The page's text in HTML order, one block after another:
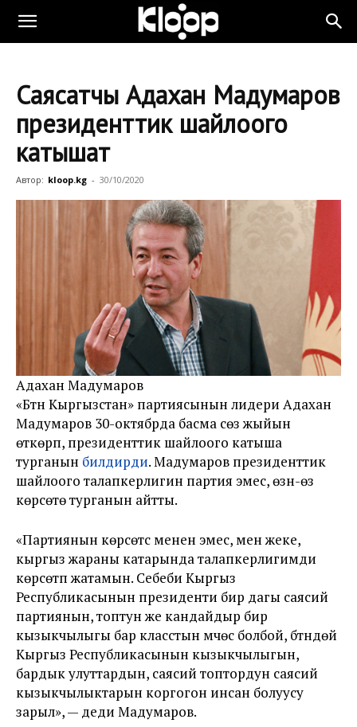
Саясатчы Адахан Мадумаров
президенттик шайлоого
катышат
Автор: kloop.kg - 30/10/2020
Адахан Мадумаров
«Бүтүн Кыргызстан» партиясынын лидери Адахан
Мадумаров 30-октябрда басма сөз жыйын
өткөрүп, президенттик шайлоого катыша
турганын билдирди. Мадумаров президенттик
шайлоого талапкерлигин партия эмес, өзүн-өзү
көрсөтө турганын айтты.
«Партиянын көрсөтүүсү менен эмес, мен жеке,
кыргыз жараны катарында талапкерлигимди
көрсөтүп жатамын. Себеби Кыргыз
Республикасынын президенти бир дагы саясий
партиянын, топтун же кандайдыр бир
кызыкчылыгы бар класстын мүчөсү болбой, бүтүндөй
Кыргыз Республикасынын кызыкчылыгын,
бардык улуттардын, саясий топтордун саясий
кызыкчылыктарын коргогон инсан болуусу
зарыл», — деди Мадумаров.